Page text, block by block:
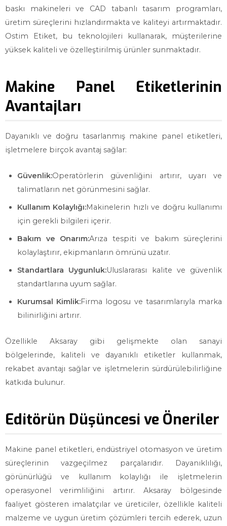
baskı makineleri ve CAD tabanlı tasarım programları,
üretim süreçlerini hızlandırmakta ve kaliteyi artırmaktadır.
Ostim Etiket, bu teknolojileri kullanarak, müşterilerine
yüksek kaliteli ve özelleştirilmiş ürünler sunmaktadır.
Makine Panel Etiketlerinin
Avantajları
Dayanıklı ve doğru tasarlanmış makine panel etiketleri,
işletmelere birçok avantaj sağlar:
Güvenlik:Operatörlerin güvenliğini artırır, uyarı ve
talimatların net görünmesini sağlar.
Kullanım Kolaylığı:Makinelerin hızlı ve doğru kullanımı
için gerekli bilgileri içerir.
Bakım ve Onarım:Arıza tespiti ve bakım süreçlerini
kolaylaştırır, ekipmanların ömrünü uzatır.
Standartlara Uygunluk:Uluslararası kalite ve güvenlik
standartlarına uyum sağlar.
Kurumsal Kimlik:Firma logosu ve tasarımlarıyla marka
bilinirliğini artırır.
Özellikle Aksaray gibi gelişmekte olan sanayi
bölgelerinde, kaliteli ve dayanıklı etiketler kullanmak,
rekabet avantajı sağlar ve işletmelerin sürdürülebilirliğine
katkıda bulunur.
Editörün Düşüncesi ve Öneriler
Makine panel etiketleri, endüstriyel otomasyon ve üretim
süreçlerinin vazgeçilmez parçalarıdır. Dayanıklılığı,
görünürlüğü ve kullanım kolaylığı ile işletmelerin
operasyonel verimliliğini artırır. Aksaray bölgesinde
faaliyet gösteren imalatçılar ve üreticiler, özellikle kaliteli
malzeme ve uygun üretim çözümleri tercih ederek, uzun